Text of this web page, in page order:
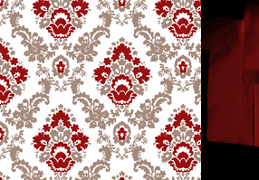
Zum
Inhalt
springen